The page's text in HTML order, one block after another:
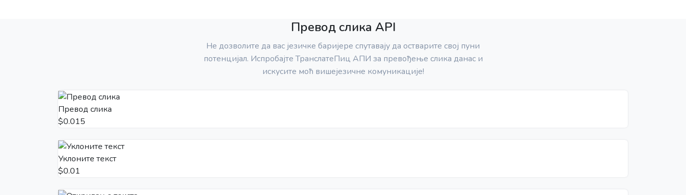
Превод слика API
Не дозволите да вас језичке баријере спутавају да остварите свој пуни
потенцијал. Испробајте ТранслатеПиц АПИ за превођење слика данас и
искусите моћ вишејезичне комуникације!
Превод слика
$0.015
Уклоните текст
$0.01